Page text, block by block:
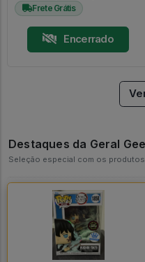
Frete Grátis
Encerrado
Destaques da Geral
Seleção especial com os